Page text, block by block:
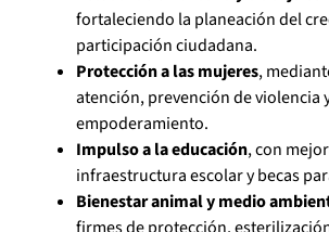
fortaleciendo la planeación del
participación ciudadana.
Protección a las mujeres,
atención, prevención de violencia
empoderamiento.
Impulso a la educación, con
infraestructura escolar y becas
Bienestar animal y medio